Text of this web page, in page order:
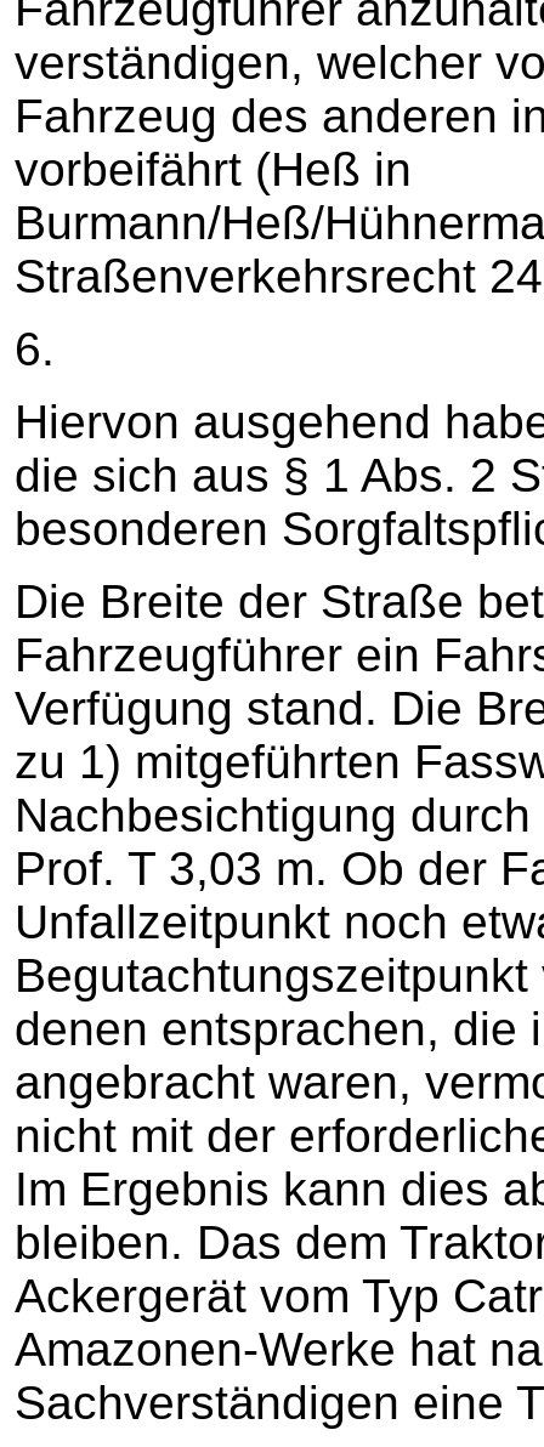
verständigen, welcher
Fahrzeug des anderen
vorbeifährt (Heß in
Burmann/Heß/
Straßenverkehrsrecht
6.
Hiervon ausgehend
die sich aus § 1 Abs. 2
besonderen
Die Breite der Straße
Fahrzeugführer ein
Verfügung stand. Die
zu 1) mitgeführten
Nachbesichtigung
Prof. T 3,03 m. Ob der
Unfallzeitpunkt noch
denen entsprachen, die
angebracht waren,
nicht mit der
Im Ergebnis kann dies
bleiben. Das dem
Ackergerät vom Typ
Amazonen-Werke hat
Sachverständigen eine